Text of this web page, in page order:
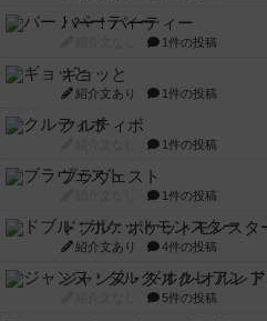
バー！パーティー
1件の投稿
ギョッと
紹介文あり 1件の投稿
クルティボ
1件の投稿
ブラヴェスト
1件の投稿
ドブル：ポケットモンスタ
紹介文あり 4件の投稿
ジャンヌ・ダルク-オルレ
5件の投稿